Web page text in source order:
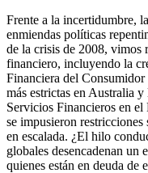
Frente a la incertidumbre,
enmiendas políticas
de la crisis de 2008, vimos
financiero, incluyendo la
Financiera del
más estrictas en Australia
Servicios Financieros en
se impusieron restricciones
en escalada. ¿El hilo
globales desencadenan un
quienes están en deuda de